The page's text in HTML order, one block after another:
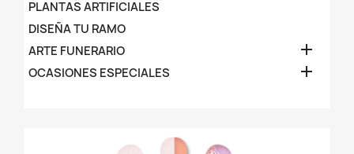
PLANTAS ARTIFICIALES
DISEÑA TU RAMO
ARTE FUNERARIO

OCASIONES ESPECIALES 